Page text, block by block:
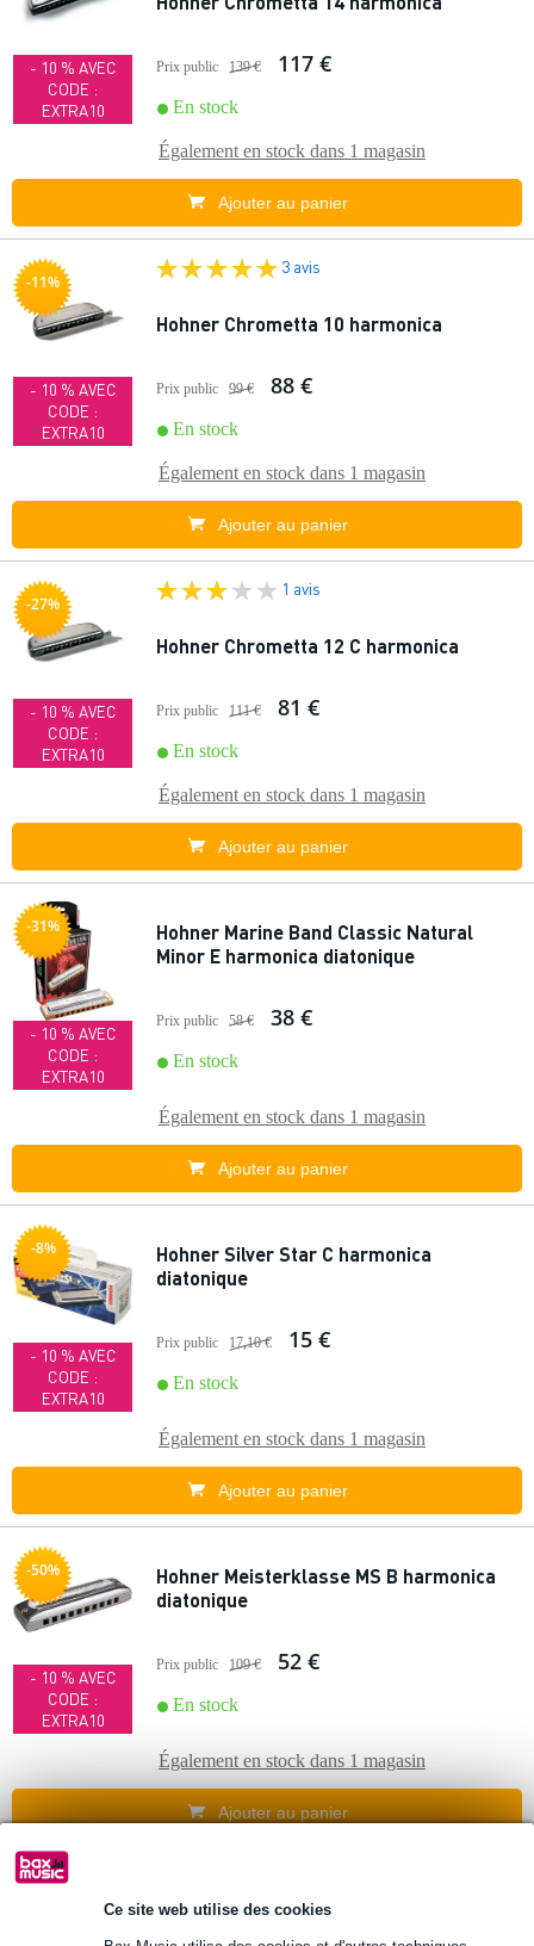
Ce site web utilise des cookies
- 10 % AVEC
CODE :
EXTRA10
Prix public 139 € 117 €
En stock
Également en stock dans 1 magasin
Ajouter au panier
-11%
- 10 % AVEC
CODE :
EXTRA10
3 avis
Hohner Chrometta 10 harmonica
Prix public 99 € 88 €
En stock
Également en stock dans 1 magasin
Ajouter au panier
-27%
- 10 % AVEC
CODE :
EXTRA10
1 avis
Hohner Chrometta 12 C harmonica
Prix public 111 € 81 €
En stock
Également en stock dans 1 magasin
Ajouter au panier
-31%
- 10 % AVEC
CODE :
EXTRA10
Hohner Marine Band Classic Natural
Minor E harmonica diatonique
Prix public 58 € 38 €
En stock
Également en stock dans 1 magasin
Ajouter au panier
-8%
- 10 % AVEC
CODE :
EXTRA10
Hohner Silver Star C harmonica
diatonique
Prix public 17,10 € 15 €
En stock
Également en stock dans 1 magasin
Ajouter au panier
-50%
- 10 % AVEC
CODE :
EXTRA10
Hohner Meisterklasse MS B harmonica
diatonique
Prix public 109 € 52 €
En stock
Également en stock dans 1 magasin
Ajouter au panier
Hohner Rocket B harmonica diatonique